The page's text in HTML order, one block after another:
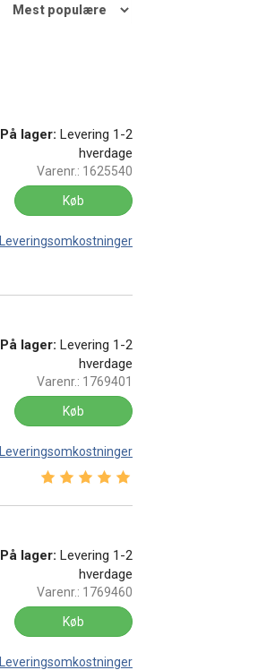
På lager: Levering 1-2
hverdage
Varenr.: 1625540
Køb
Leveringsomkostninger
På lager: Levering 1-2
hverdage
Varenr.: 1769401
Køb
Leveringsomkostninger
Vurdering:
På lager: Levering 1-2
hverdage
Varenr.: 1769460
Køb
Leveringsomkostninger